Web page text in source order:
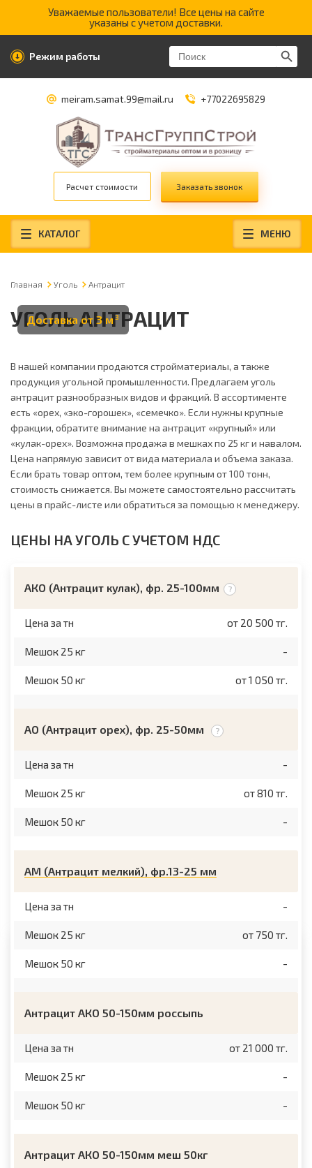
Уважаемые пользователи! Все цены на сайте
указаны с учетом доставки.
Режим работы
Search
for:
Search
meiram.samat.99@mail.ru +77022695829
Расчет стоимости Заказать звонок
КАТАЛОГ МЕНЮ
Главная Уголь Антрацит
УГОЛЬ АНТРАЦИТ
Доставка от 3 м 3
В нашей компании продаются стройматериалы, а также
продукция угольной промышленности. Предлагаем уголь
антрацит разнообразных видов и фракций. В ассортименте
есть «орех, «эко-горошек», «семечко». Если нужны крупные
фракции, обратите внимание на антрацит «крупный» или
«кулак-орех». Возможна продажа в мешках по 25 кг и навалом.
Цена напрямую зависит от вида материала и объема заказа.
Если брать товар оптом, тем более крупным от 100 тонн,
стоимость снижается. Вы можете самостоятельно рассчитать
цены в прайс-листе или обратиться за помощью к менеджеру.
ЦЕНЫ НА УГОЛЬ С УЧЕТОМ НДС
АКО (Антрацит кулак), фр. 25-100мм
Цена за тн от 20 500 тг.
Мешок 25 кг -
Мешок 50 кг от 1 050 тг.
АО (Антрацит орех), фр. 25-50мм
Цена за тн -
Мешок 25 кг от 810 тг.
Мешок 50 кг -
АМ (Антрацит мелкий), фр.13-25 мм
Цена за тн -
Мешок 25 кг от 750 тг.
Мешок 50 кг -
Антрацит АКО 50-150мм россыпь
Цена за тн от 21 000 тг.
Мешок 25 кг -
Мешок 50 кг -
Антрацит АКО 50-150мм меш 50кг